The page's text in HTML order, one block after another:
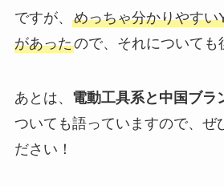
ですが、 めっちゃ分かりやすい
があったので、それについても
あとは、 電動工具系と中国ブラ
ついても語っていますので、ぜ
ださい！